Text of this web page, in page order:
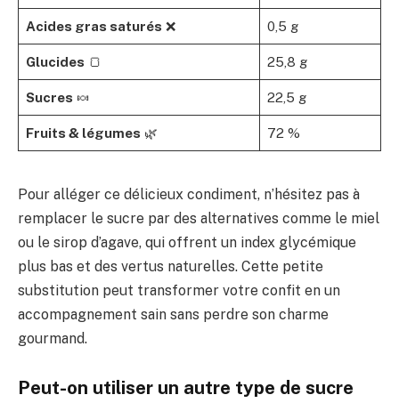
Acides gras saturés ❌ 0,5 g
Glucides 🍞 25,8 g
Sucres 🍬 22,5 g
Fruits & légumes 🌿 72 %
Pour alléger ce délicieux condiment, n’hésitez pas à
remplacer le sucre par des alternatives comme le miel
ou le sirop d’agave, qui offrent un index glycémique
plus bas et des vertus naturelles. Cette petite
substitution peut transformer votre confit en un
accompagnement sain sans perdre son charme
gourmand.
Peut-on utiliser un autre type de sucre